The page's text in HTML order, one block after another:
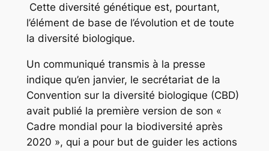
Cette diversité génétique est, pourtant,
l’élément de base de l’évolution et de toute
la diversité biologique.
Un communiqué transmis à la presse
indique qu’en janvier, le secrétariat de la
Convention sur la diversité biologique (CBD)
avait publié la première version de son «
Cadre mondial pour la biodiversité après
2020 », qui a pour but de guider les actions